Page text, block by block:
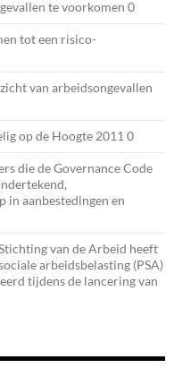
te voorkomen 0
tot een risico-
van arbeidsongevallen
op de Hoogte 2011 0
die de Governance Code
in aanbestedingen en
van de Arbeid heeft
arbeidsbelasting (PSA)
tijdens de lancering van